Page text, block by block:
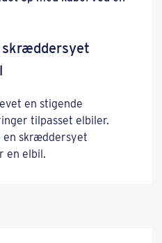
en stigende
tilpasset elbiler.
en skræddersyet
en elbil.